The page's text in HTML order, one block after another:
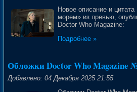
Новое описание и
морем» из превью,
Doctor Who Magazine:
Подробнее »
Обложки Doctor Who Magazine
Добавлено: 04 Декабря 2025 21:55